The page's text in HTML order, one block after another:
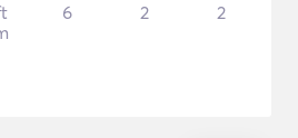
6 2 2